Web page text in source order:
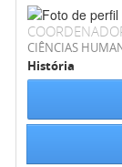
CIÊNCIAS
História